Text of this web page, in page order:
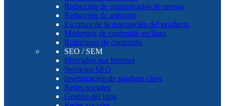
Redacción de comunicados de prensa
Redacción de artículos
Escritura de la descripción del producto
Marketing de contenido en línea
Redactores de contenido
SEO / SEM
Mercadeo por Internet
Servicios SEO
Investigación de palabras clave
Redes sociales
Gestión del blog